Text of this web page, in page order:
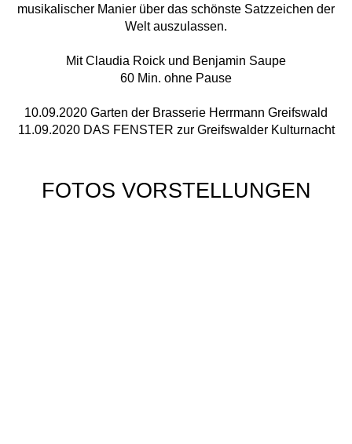
musikalischer Manier über das schönste Satzzeichen der
Welt auszulassen.
Mit Claudia Roick und Benjamin Saupe
60 Min. ohne Pause
10.09.2020 Garten der Brasserie Herrmann Greifswald
11.09.2020 DAS FENSTER zur Greifswalder Kulturnacht
FOTOS VORSTELLUNGEN